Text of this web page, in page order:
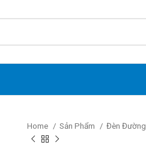
Home Sản Phẩm Đèn Đường